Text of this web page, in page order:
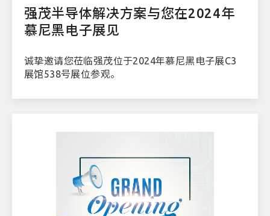
强茂半导体解决方案与您在2024年
慕尼黑电子展见
诚挚邀请您莅临强茂位于2024年慕尼黑电子展C3
展馆538号展位参观。